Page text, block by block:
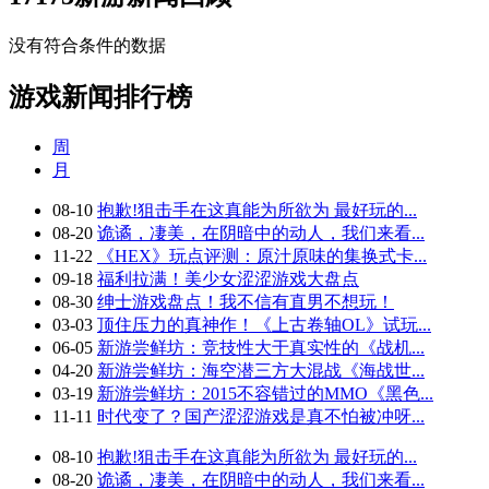
没有符合条件的数据
游戏新闻排行榜
周
月
08-10 抱歉!狙击手在这真能为所欲为 最好玩的...
08-20 诡谲，凄美，在阴暗中的动人，我们来看...
11-22
《HEX》玩点评测：原汁原味的集换式卡...
09-18 福利拉满！美少女涩涩游戏大盘点
08-30 绅士游戏盘点！我不信有直男不想玩！
03-03 顶住压力的真神作！《上古卷轴OL》试玩...
06-05 新游尝鲜坊：竞技性大于真实性的《战机...
04-20 新游尝鲜坊：海空潜三方大混战《海战世...
03-19 新游尝鲜坊：2015不容错过的MMO《黑色...
11-11 时代变了？国产涩涩游戏是真不怕被冲呀...
08-10 抱歉!狙击手在这真能为所欲为 最好玩的...
08-20 诡谲，凄美，在阴暗中的动人，我们来看...